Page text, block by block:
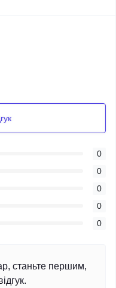
0
0
0
0
0
станьте першим,